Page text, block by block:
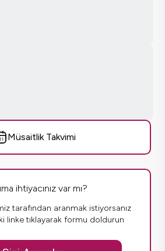
Müsaitlik Takvimi
ihtiyacınız var mı?
tarafından aranmak istiyorsanız
linke tıklayarak formu doldurun